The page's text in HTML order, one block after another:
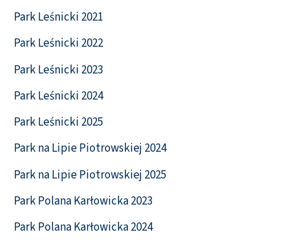
Park Leśnicki 2021
Park Leśnicki 2022
Park Leśnicki 2023
Park Leśnicki 2024
Park Leśnicki 2025
Park na Lipie Piotrowskiej 2024
Park na Lipie Piotrowskiej 2025
Park Polana Karłowicka 2023
Park Polana Karłowicka 2024